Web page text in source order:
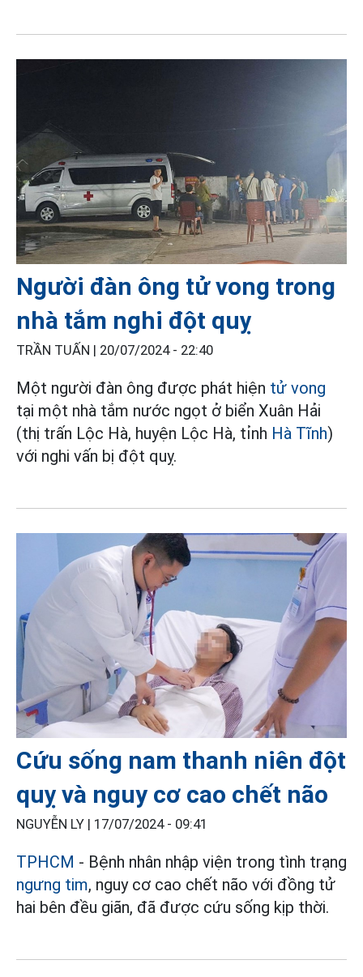
Người đàn ông tử vong trong
nhà tắm nghi đột quỵ
TRẦN TUẤN | 20/07/2024 - 22:40
Một người đàn ông được phát hiện tử vong
tại một nhà tắm nước ngọt ở biển Xuân Hải
(thị trấn Lộc Hà, huyện Lộc Hà, tỉnh Hà Tĩnh)
với nghi vấn bị đột quỵ.
Cứu sống nam thanh niên đột
quỵ và nguy cơ cao chết não
NGUYỄN LY | 17/07/2024 - 09:41
TPHCM - Bệnh nhân nhập viện trong tình trạng
ngưng tim, nguy cơ cao chết não với đồng tử
hai bên đều giãn, đã được cứu sống kịp thời.